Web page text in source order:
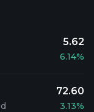
5.62
6.14%
72.60
3.13%